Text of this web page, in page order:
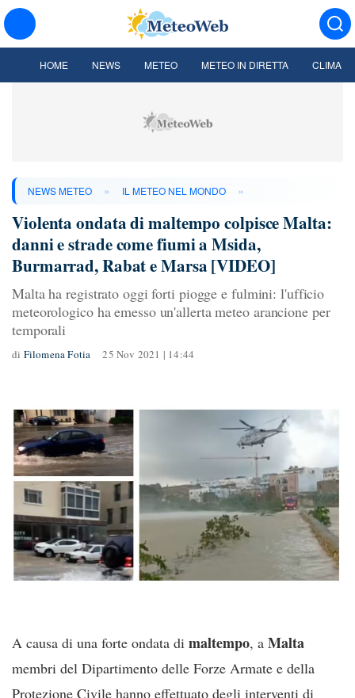
HOME NEWS METEO METEO IN DIRETTA CLIMA
NEWS METEO » IL METEO NEL MONDO »
Violenta ondata di maltempo colpisce Malta:
danni e strade come fiumi a Msida,
Burmarrad, Rabat e Marsa [VIDEO]
Malta ha registrato oggi forti piogge e fulmini: l'ufficio
meteorologico ha emesso un'allerta meteo arancione per
temporali
di Filomena Fotia 25 Nov 2021 | 14:44
A causa di una forte ondata di maltempo, a Malta
membri del Dipartimento delle Forze Armate e della
Protezione Civile hanno effettuato degli interventi di